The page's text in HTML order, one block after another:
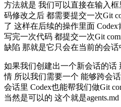
方法就是 我们可以直接在输入
码修改之后 都需要提交一次Git
了 这样在后续的操作里面
写完一次代码 都提交一次Git
缺陷 那就是它只会在当前的会话
如果我们创建出一个新会话的话
情 所以我们需要一个 能够跨会
会话里 Codex也能帮我们做Git
当然是可以的 这个就是agents.md